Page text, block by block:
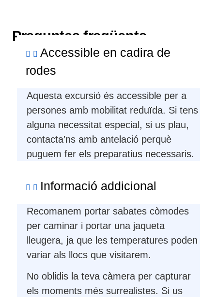
Preguntes freqüents
Accessible en cadira de
rodes
Aquesta excursió és accessible per a
persones amb mobilitat reduïda. Si tens
alguna necessitat especial, si us plau,
contacta’ns amb antelació perquè
puguem fer els preparatius necessaris.
Informació addicional
Recomanem portar sabates còmodes
per caminar i portar una jaqueta
lleugera, ja que les temperatures poden
variar als llocs que visitarem.
No oblidis la teva càmera per capturar
els moments més surrealistes. Si us